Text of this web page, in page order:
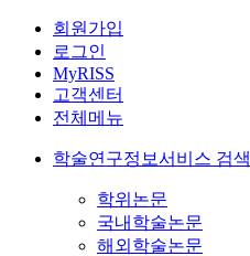
회원가입
로그인
MyRISS
고객센터
전체메뉴
학술연구정보서비스 검색
학위논문
국내학술논문
해외학술논문